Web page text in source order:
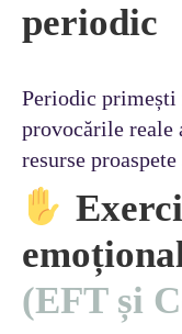
periodic
Periodic primești
provocările reale
resurse
(EFT și